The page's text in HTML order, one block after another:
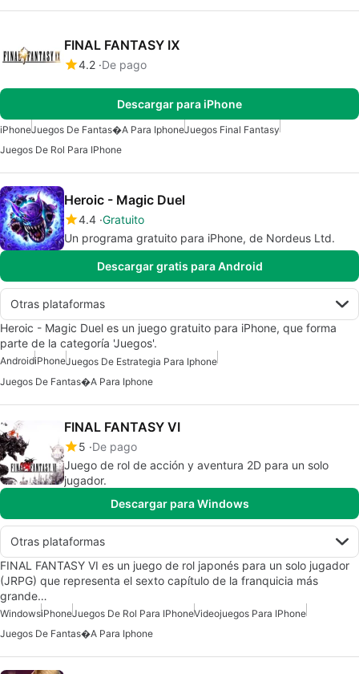
FINAL FANTASY Ⅸ
4.2 De pago
Descargar para iPhone
iPhoneJuegos De Fantas�a Para IphoneJuegos Final Fantasy
Juegos De Rol Para IPhone
Heroic - Magic Duel
4.4 Gratuito
Un programa gratuito para iPhone, de Nordeus Ltd.
Descargar gratis para Android
Otras plataformas
Heroic - Magic Duel es un juego gratuito para iPhone, que forma
parte de la categoría 'Juegos'.
AndroidiPhoneJuegos De Estrategia Para Iphone
Juegos De Fantas�a Para Iphone
FINAL FANTASY VI
5 De pago
Juego de rol de acción y aventura 2D para un solo
jugador.
Descargar para Windows
Otras plataformas
FINAL FANTASY VI es un juego de rol japonés para un solo jugador
(JRPG) que representa el sexto capítulo de la franquicia más
grande…
WindowsiPhoneJuegos De Rol Para IPhoneVideojuegos Para IPhone
Juegos De Fantas�a Para Iphone